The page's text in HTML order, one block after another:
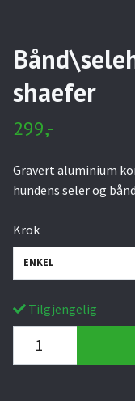
shaefer
299,-
Gravert aluminium
hundens seler og
Krok
ENKEL
Tilgjengelig